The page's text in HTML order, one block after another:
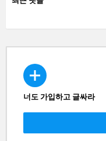
CREATE
너도 가입하고 글싸라